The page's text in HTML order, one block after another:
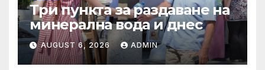
Три пункта за раздаване на
минерална вода и днес
AUGUST 6, 2026 ADMIN